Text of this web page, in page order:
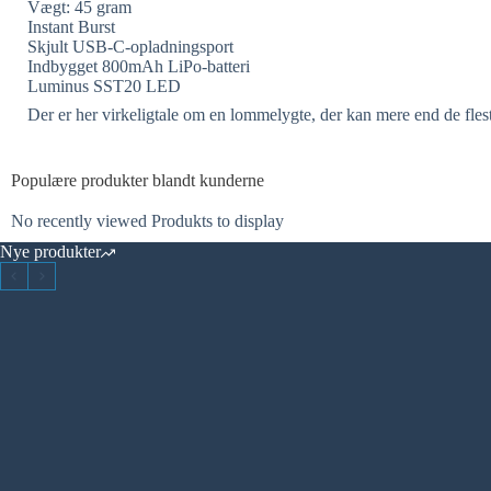
Vægt: 45 gram
Instant Burst
Skjult USB-C-opladningsport
Indbygget 800mAh LiPo-batteri
Luminus SST20 LED
Der er her virkeligtale om en lommelygte, der kan mere end de
Populære produkter blandt kunderne
No recently viewed Produkts to display
Nye produkter